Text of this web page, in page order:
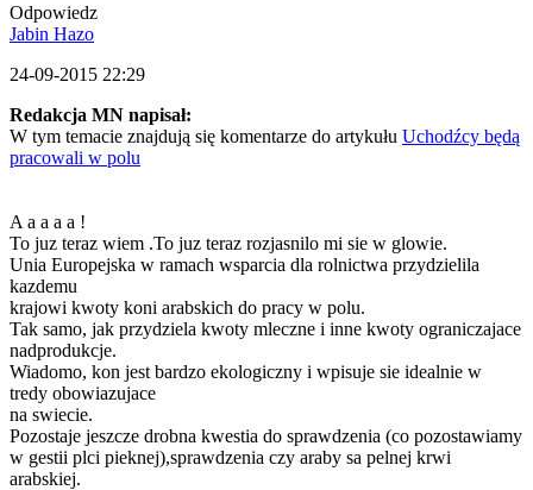
Odpowiedz
Jabin Hazo
24-09-2015 22:29
Redakcja MN napisał:
W tym temacie znajdują się komentarze do artykułu Uchodźcy będą
pracowali w polu
A a a a a !
To juz teraz wiem .To juz teraz rozjasnilo mi sie w glowie.
Unia Europejska w ramach wsparcia dla rolnictwa przydzielila
kazdemu
krajowi kwoty koni arabskich do pracy w polu.
Tak samo, jak przydziela kwoty mleczne i inne kwoty ograniczajace
nadprodukcje.
Wiadomo, kon jest bardzo ekologiczny i wpisuje sie idealnie w
tredy obowiazujace
na swiecie.
Pozostaje jeszcze drobna kwestia do sprawdzenia (co pozostawiamy
w gestii plci pieknej),sprawdzenia czy araby sa pelnej krwi
arabskiej.